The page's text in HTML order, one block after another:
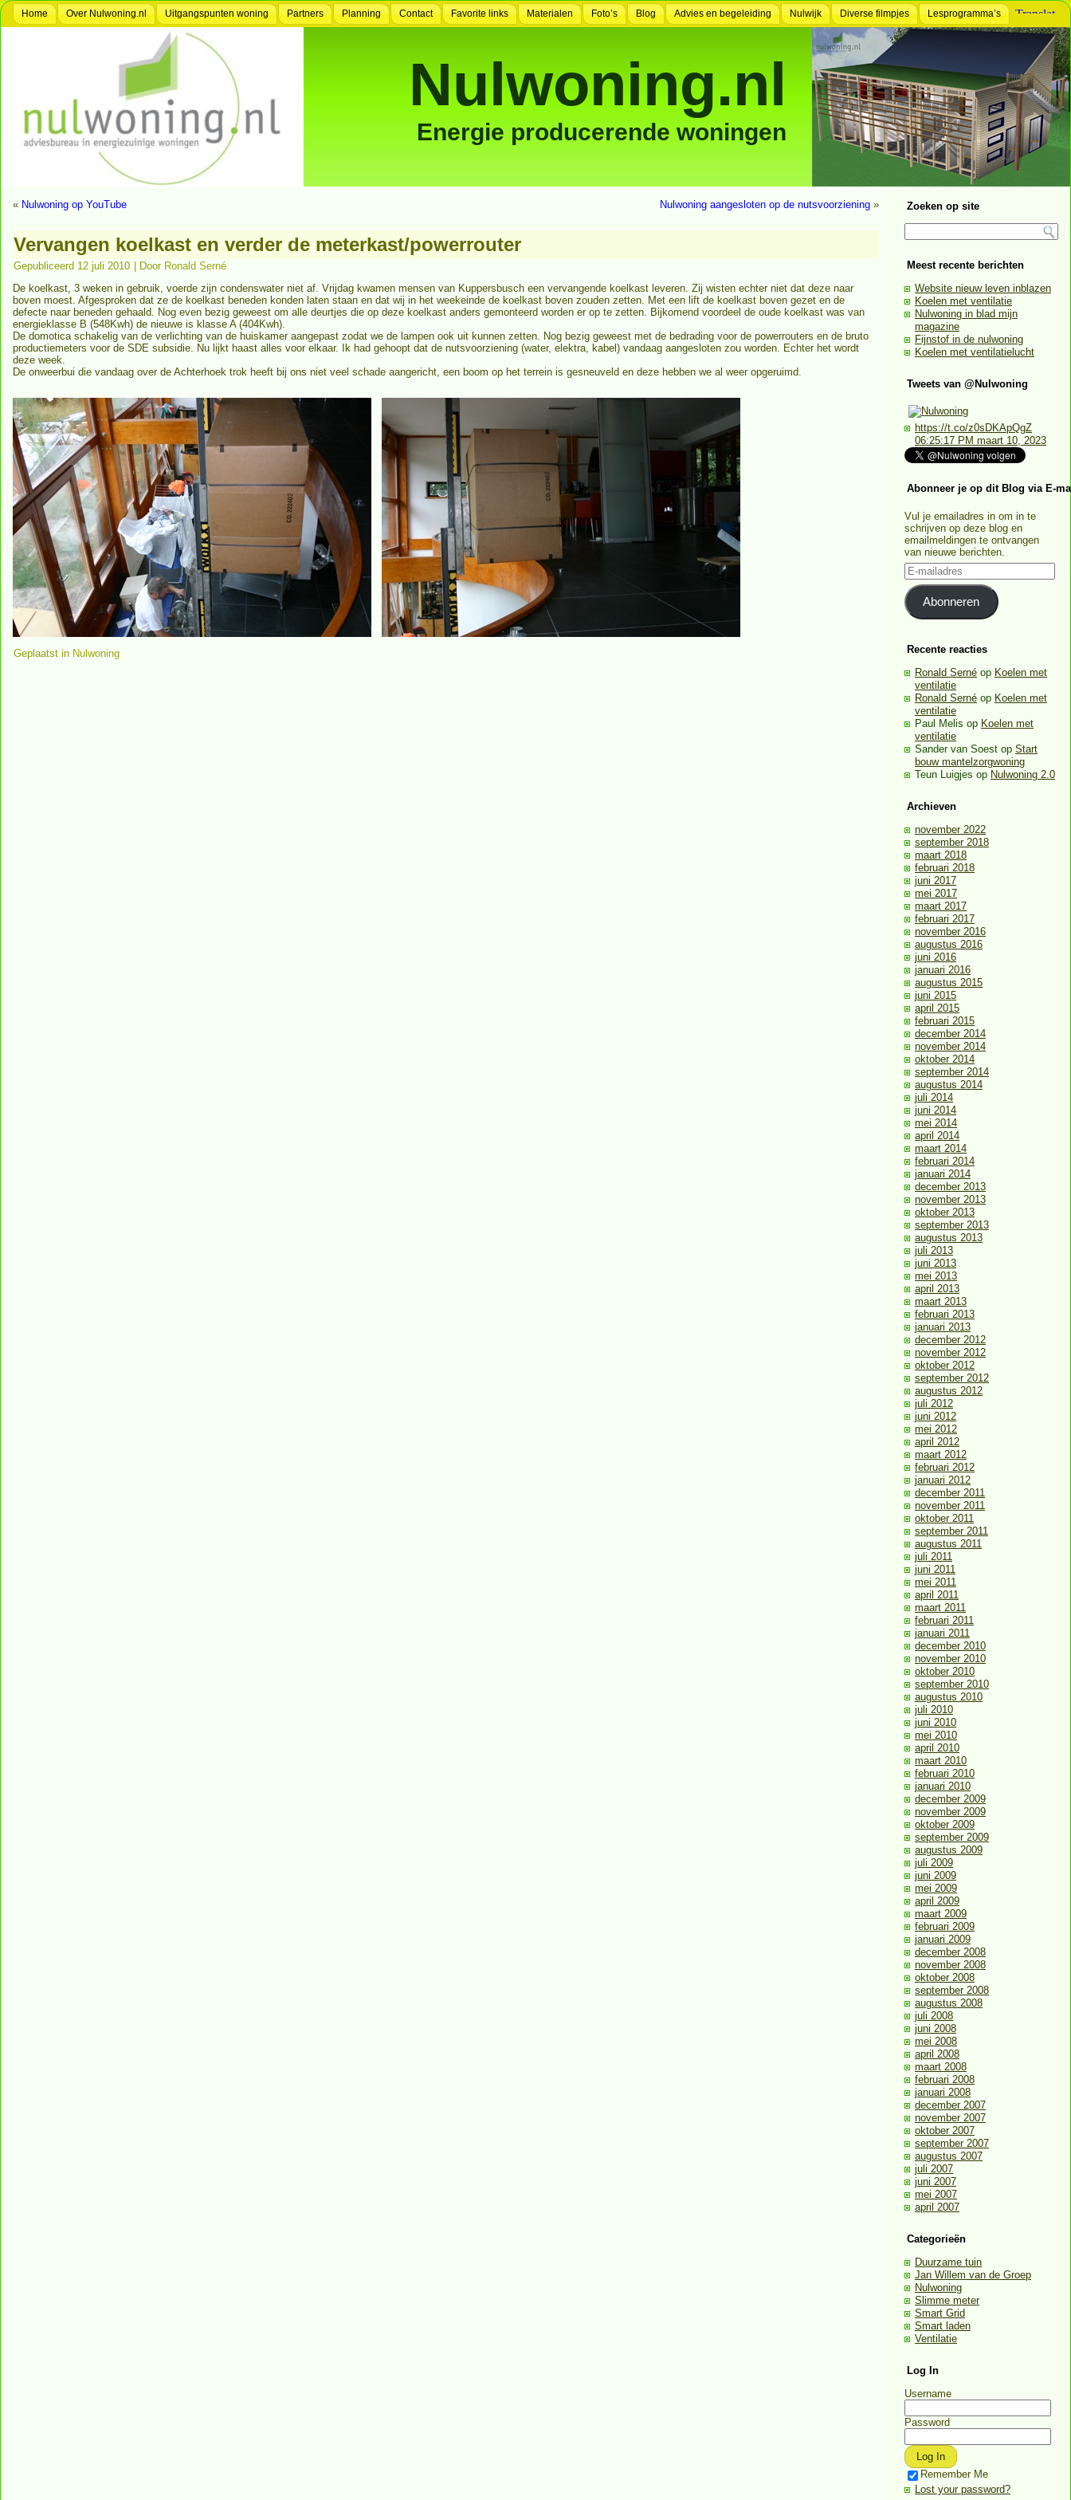
Home Over Nulwoning.nl Uitgangspunten woning Partners Planning Contact Favorite links Materialen Foto’s Blog Advies en begeleiding Nulwijk Diverse filmpjes Lesprogramma’s
Nulwoning.nl
Energie producerende woningen
« Nulwoning op YouTube Nulwoning aangesloten op de nutsvoorziening »
Vervangen koelkast en verder de meterkast/powerrouter
Gepubliceerd 12 juli 2010 Door Ronald Serné
De koelkast, 3 weken in gebruik, voerde zijn condenswater niet af. Vrijdag kwamen mensen van Kuppersbusch een vervangende koelkast leveren. Zij wisten echter niet dat deze naar
boven moest. Afgesproken dat ze de koelkast beneden konden laten staan en dat wij in het weekeinde de koelkast boven zouden zetten. Met een lift de koelkast boven gezet en de
defecte naar beneden gehaald. Nog even bezig geweest om alle deurtjes die op deze koelkast anders gemonteerd worden er op te zetten. Bijkomend voordeel de oude koelkast was van
energieklasse B (548Kwh) de nieuwe is klasse A (404Kwh).
De domotica schakelig van de verlichting van de huiskamer aangepast zodat we de lampen ook uit kunnen zetten. Nog bezig geweest met de bedrading voor de powerrouters en de bruto
productiemeters voor de SDE subsidie. Nu lijkt haast alles voor elkaar. Ik had gehoopt dat de nutsvoorziening (water, elektra, kabel) vandaag aangesloten zou worden. Echter het wordt
deze week.
De onweerbui die vandaag over de Achterhoek trok heeft bij ons niet veel schade aangericht, een boom op het terrein is gesneuveld en deze hebben we al weer opgeruimd.
Geplaatst in Nulwoning
Zoeken op site
Meest recente berichten
Website nieuw leven inblazen
Koelen met ventilatie
Nulwoning in blad mijn
magazine
Fijnstof in de nulwoning
Koelen met ventilatielucht
Tweets van @Nulwoning
https://t.co/z0sDKApQgZ
06:25:17 PM maart 10, 2023
Abonneer je op dit Blog via E-
Vul je emailadres in om in te
schrijven op deze blog en
emailmeldingen te ontvangen
van nieuwe berichten.
E-
mailadres
Abonneren
Recente reacties
Ronald Serné op Koelen met
ventilatie
Ronald Serné op Koelen met
ventilatie
Paul Melis op Koelen met
ventilatie
Sander van Soest op Start
bouw mantelzorgwoning
Teun Luigjes op Nulwoning 2.0
Archieven
november 2022
september 2018
maart 2018
februari 2018
juni 2017
mei 2017
maart 2017
februari 2017
november 2016
augustus 2016
juni 2016
januari 2016
augustus 2015
juni 2015
april 2015
februari 2015
december 2014
november 2014
oktober 2014
september 2014
augustus 2014
juli 2014
juni 2014
mei 2014
april 2014
maart 2014
februari 2014
januari 2014
december 2013
november 2013
oktober 2013
september 2013
augustus 2013
juli 2013
juni 2013
mei 2013
april 2013
maart 2013
februari 2013
januari 2013
december 2012
november 2012
oktober 2012
september 2012
augustus 2012
juli 2012
juni 2012
mei 2012
april 2012
maart 2012
februari 2012
januari 2012
december 2011
november 2011
oktober 2011
september 2011
augustus 2011
juli 2011
juni 2011
mei 2011
april 2011
maart 2011
februari 2011
januari 2011
december 2010
november 2010
oktober 2010
september 2010
augustus 2010
juli 2010
juni 2010
mei 2010
april 2010
maart 2010
februari 2010
januari 2010
december 2009
november 2009
oktober 2009
september 2009
augustus 2009
juli 2009
juni 2009
mei 2009
april 2009
maart 2009
februari 2009
januari 2009
december 2008
november 2008
oktober 2008
september 2008
augustus 2008
juli 2008
juni 2008
mei 2008
april 2008
maart 2008
februari 2008
januari 2008
december 2007
november 2007
oktober 2007
september 2007
augustus 2007
juli 2007
juni 2007
mei 2007
april 2007
Categorieën
Duurzame tuin
Jan Willem van de Groep
Nulwoning
Slimme meter
Smart Grid
Smart laden
Ventilatie
Log In
Username
Password
Remember Me
Lost your password?